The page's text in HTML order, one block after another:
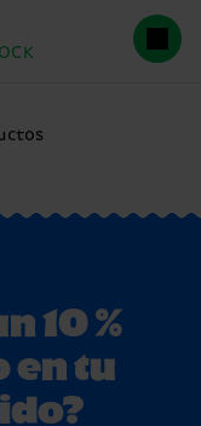
10 %
en tu